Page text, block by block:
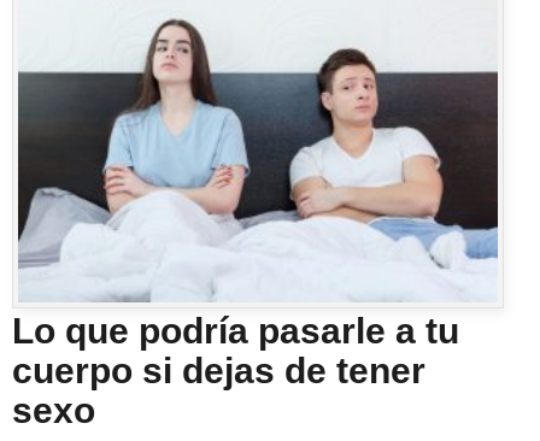
Lo que podría pasarle a tu
cuerpo si dejas de tener
sexo